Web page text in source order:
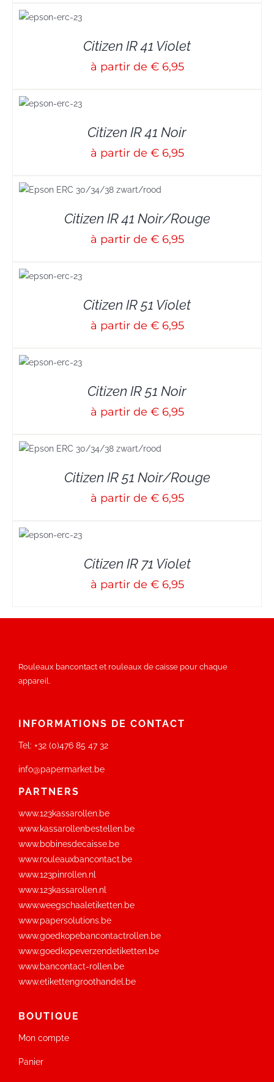
Citizen IR 41 Violet
à partir de € 6,95
Citizen IR 41 Noir
à partir de € 6,95
Citizen IR 41 Noir/Rouge
à partir de € 6,95
Citizen IR 51 Violet
à partir de € 6,95
Citizen IR 51 Noir
à partir de € 6,95
Citizen IR 51 Noir/Rouge
à partir de € 6,95
Citizen IR 71 Violet
à partir de € 6,95
Rouleaux bancontact et rouleaux de caisse pour chaque
appareil.
INFORMATIONS DE CONTACT
Tel: +32 (0)476 85 47 32
info@papermarket.be
PARTNERS
www.123kassarollen.be
www.kassarollenbestellen.be
www.bobinesdecaisse.be
www.rouleauxbancontact.be
www.123pinrollen.nl
www.123kassarollen.nl
www.weegschaaletiketten.be
www.papersolutions.be
www.goedkopebancontactrollen.be
www.goedkopeverzendetiketten.be
www.bancontact-rollen.be
www.etikettengroothandel.be
BOUTIQUE
Mon compte
Panier